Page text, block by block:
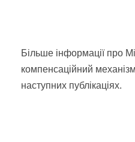
Більше інформації про
компенсаційний
наступних публікаціях.